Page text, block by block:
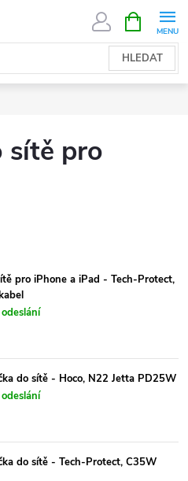
HLEDAT
NÁKUPNÍ
KOŠÍK
sítě pro
pro iPhone a iPad - Tech-Protect,
do sítě - Hoco, N22 Jetta PD25W
do sítě - Tech-Protect, C35W